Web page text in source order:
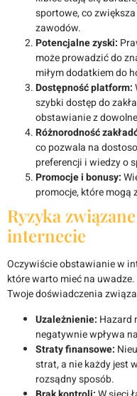
sportowe, co
zawodów.
Potencjalne zyski:
może prowadzić do
miłym dodatkiem do
Dostępność platform:
szybki dostęp do
obstawianie z
Różnorodność
co pozwala na
preferencji i wiedzy o
Promocje i bonusy:
promocje, które mogą
Ryzyka
internecie
Oczywiście obstawianie w
które warto mieć na
Twoje doświadczenia
Uzależnienie: Hazard
negatywnie wpływa
Straty finansowe:
strat, a nie każdy jest
rozsądny sposób.